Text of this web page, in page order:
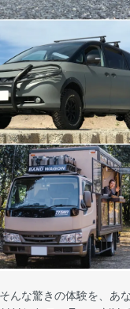
んな驚きの体験を、あ